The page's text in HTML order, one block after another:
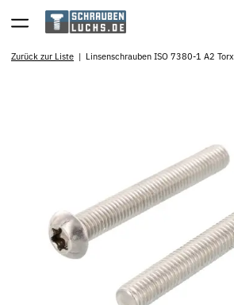
Zurück zur Liste Linsenschrauben ISO 7380-1 A2 Torx